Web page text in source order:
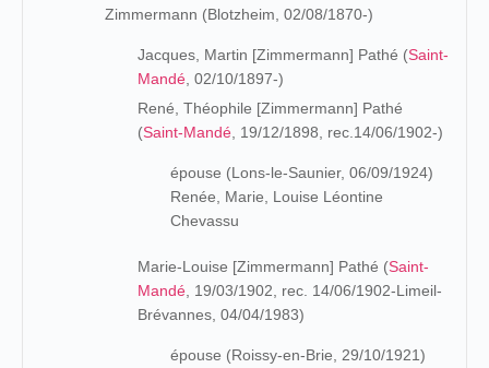
Zimmermann (Blotzheim, 02/08/1870-)
Jacques, Martin [Zimmermann] Pathé (Saint-
Mandé , 02/10/1897-)
René, Théophile [Zimmermann] Pathé
(Saint-Mandé , 19/12/1898, rec.14/06/1902-)
épouse (Lons-le-Saunier, 06/09/1924)
Renée, Marie, Louise Léontine
Chevassu
Marie-Louise [Zimmermann] Pathé (Saint-
Mandé , 19/03/1902, rec. 14/06/1902-Limeil-
Brévannes, 04/04/1983)
épouse (Roissy-en-Brie, 29/10/1921)